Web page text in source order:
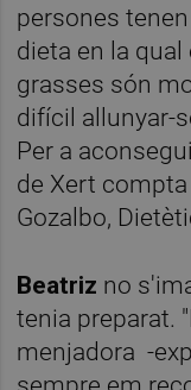
persones
dieta en la
grasses són
difícil allunyar-
Per a
de Xert
Gozalbo,
Beatriz no
tenia preparat.
menjadora -